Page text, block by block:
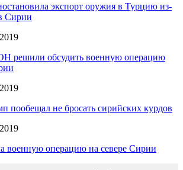
экспорт оружия в Турцию из-
Сирии
решили обсудить военную операцию
пообещал не бросать сирийских курдов
военную операцию на севере Сирии